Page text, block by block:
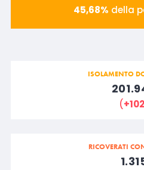
45,68% della
ISOLAMENTO
(+102
RICOVERATI